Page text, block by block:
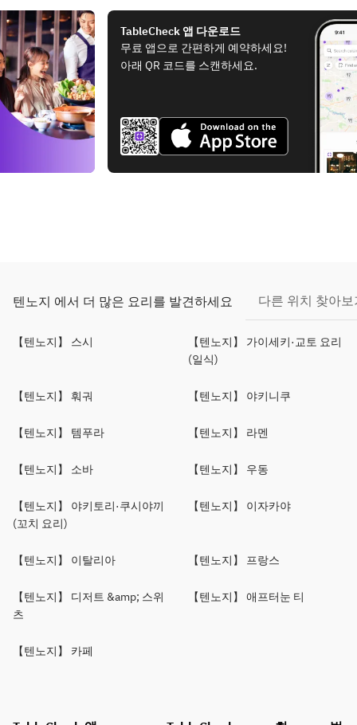
TableCheck 앱 다운로드
무료 앱으로 간편하게 예약하세요!
아래 QR 코드를 스캔하세요.
텐노지 에서 더 많은 요리를 발견하세요 다른 위치 찾아보
【텐노지】 스시
【텐노지】 가이세키·교토 요리
(일식)
【텐노지】 훠궈 【텐노지】 야키니쿠
【텐노지】 템푸라 【텐노지】 라멘
【텐노지】 소바 【텐노지】 우동
【텐노지】 야키토리·쿠시야끼
(꼬치 요리)
【텐노지】 이자카야
【텐노지】 이탈리아 【텐노지】 프랑스
【텐노지】 디저트 &amp; 스위
츠
【텐노지】 애프터눈 티
【텐노지】 카페